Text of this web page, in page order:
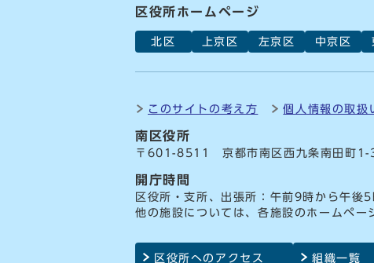
区役所ホームページ
北区 上京区 左京区 中京区
このサイトの考え方 個人情報の取扱
南区役所
〒601-8511 京都市南区西九条南田町
開庁時間
区役所・支所、出張所：午前9時から午
他の施設については、各施設のホームペー
区役所へのアクセス 組織一覧